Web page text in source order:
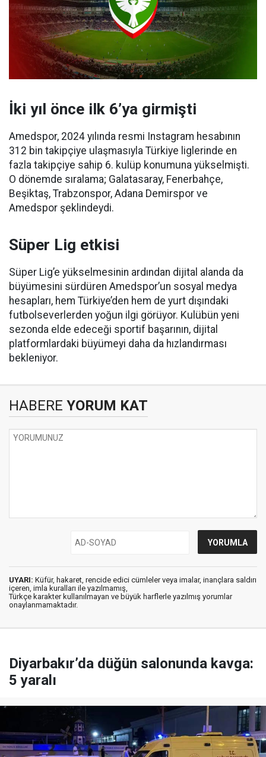
İki yıl önce ilk 6’ya girmişti
Amedspor, 2024 yılında resmi Instagram hesabının
312 bin takipçiye ulaşmasıyla Türkiye liglerinde en
fazla takipçiye sahip 6. kulüp konumuna yükselmişti.
O dönemde sıralama; Galatasaray, Fenerbahçe,
Beşiktaş, Trabzonspor, Adana Demirspor ve
Amedspor şeklindeydi.
Süper Lig etkisi
Süper Lig’e yükselmesinin ardından dijital alanda da
büyümesini sürdüren Amedspor’un sosyal medya
hesapları, hem Türkiye’den hem de yurt dışındaki
futbolseverlerden yoğun ilgi görüyor. Kulübün yeni
sezonda elde edeceği sportif başarının, dijital
platformlardaki büyümeyi daha da hızlandırması
bekleniyor.
HABERE YORUM KAT
UYARI: Küfür, hakaret, rencide edici cümleler veya imalar, inançlara saldırı
içeren, imla kuralları ile yazılmamış,
Türkçe karakter kullanılmayan ve büyük harflerle yazılmış yorumlar
onaylanmamaktadır.
Diyarbakır’da düğün salonunda kavga:
5 yaralı